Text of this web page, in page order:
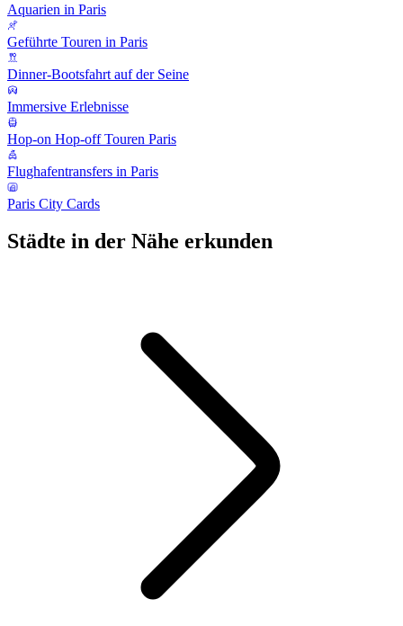
Aquarien in Paris
Geführte Touren in Paris
Dinner-Bootsfahrt auf der Seine
Immersive Erlebnisse
Hop-on Hop-off Touren Paris
Flughafentransfers in Paris
Paris City Cards
Städte in der Nähe erkunden